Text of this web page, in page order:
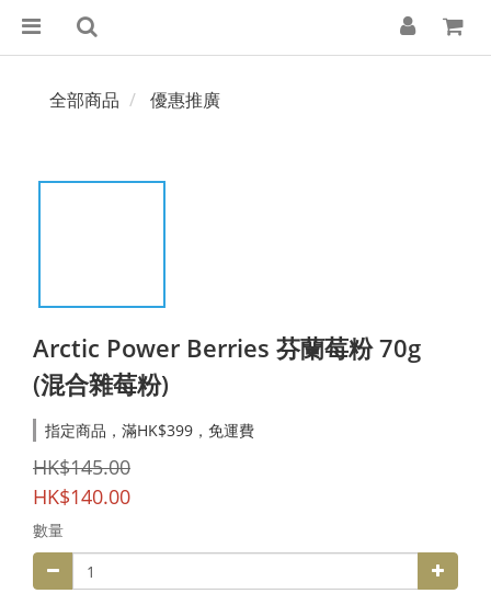
全部商品 優惠推廣
Arctic Power Berries 芬蘭莓粉 70g
(混合雜莓粉)
指定商品，滿HK$399，免運費
HK$145.00
HK$140.00
數量